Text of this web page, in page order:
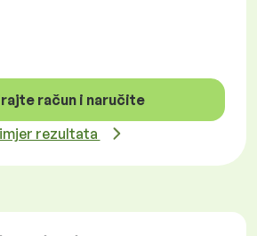
račun i naručite
rezultata